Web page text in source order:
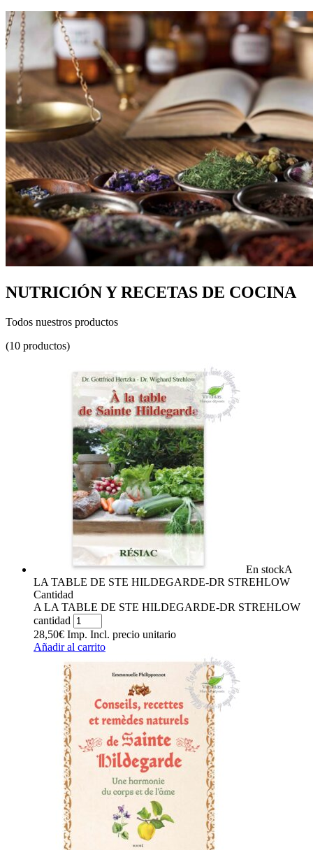
NUTRICIÓN Y RECETAS DE COCINA
Todos nuestros productos
(10 productos)
En stockA
LA TABLE DE STE HILDEGARDE-DR STREHLOW
Cantidad
A LA TABLE DE STE HILDEGARDE-DR STREHLOW
cantidad
28,50€ Imp. Incl. precio unitario
Añadir al carrito